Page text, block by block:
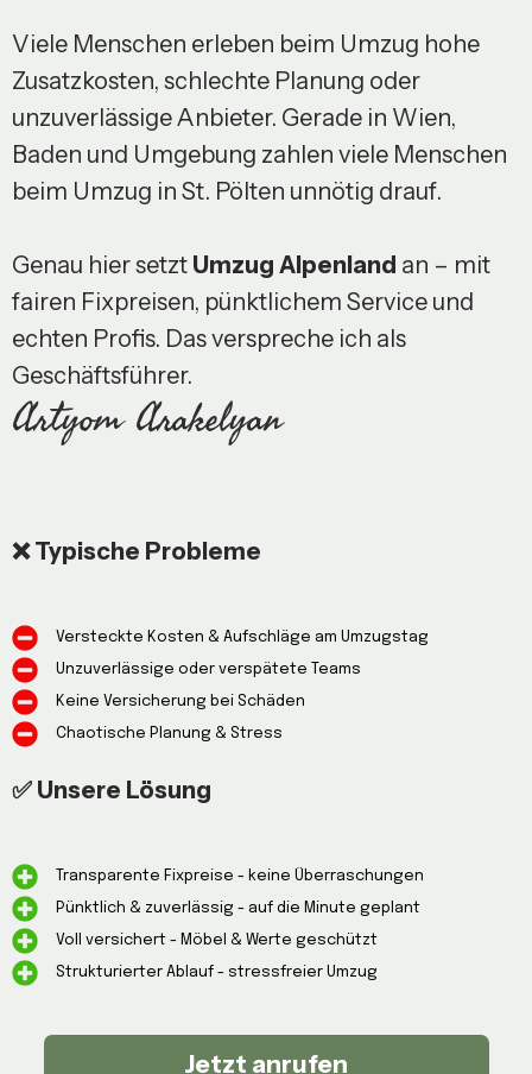
Viele Menschen erleben beim Umzug hohe
Zusatzkosten, schlechte Planung oder
unzuverlässige Anbieter. Gerade in Wien,
Baden und Umgebung zahlen viele Menschen
beim Umzug in St. Pölten unnötig drauf.
Genau hier setzt Umzug Alpenland an – mit
fairen Fixpreisen, pünktlichem Service und
echten Profis. Das verspreche ich als
Geschäftsführer.
Artyom Arakelyan
❌ Typische Probleme
Versteckte Kosten & Aufschläge am Umzugstag
Unzuverlässige oder verspätete Teams
Keine Versicherung bei Schäden
Chaotische Planung & Stress
✅ Unsere Lösung
Transparente Fixpreise - keine Überraschungen
Pünktlich & zuverlässig - auf die Minute geplant
Voll versichert - Möbel & Werte geschützt
Strukturierter Ablauf - stressfreier Umzug
Jetzt anrufen